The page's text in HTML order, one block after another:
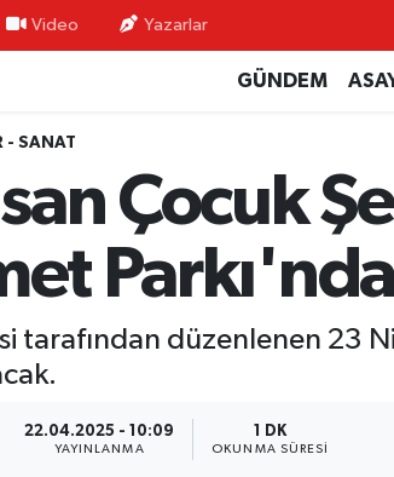
Video Yazarlar
GÜNDEM
- SANAT
Çocuk
tarafından düzenlenen 23
22.04.2025 - 10:09
YAYINLANMA
1 DK
OKUNMA SÜRESI
Fikstür